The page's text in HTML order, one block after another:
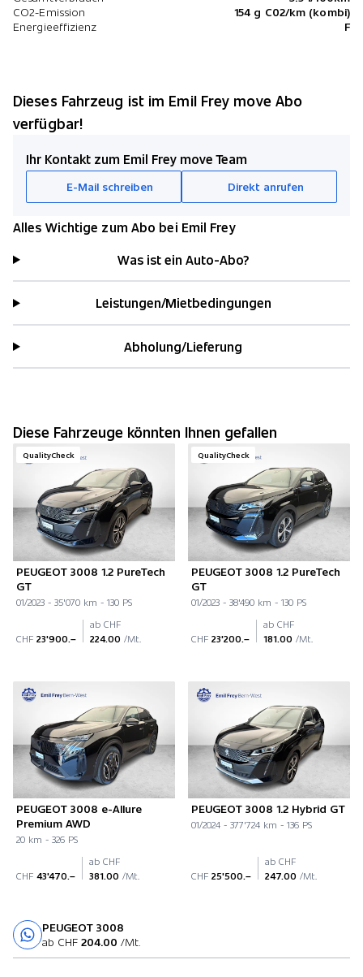
CO2-Emission
154 g C02/km (kombi)
Energieeffizienz
F
Dieses Fahrzeug ist im Emil Frey move Abo
verfügbar!
Ihr Kontakt zum Emil Frey move Team
E-Mail schreiben Direkt anrufen
Alles Wichtige zum Abo bei Emil Frey
Was ist ein Auto-Abo?
Leistungen/Mietbedingungen
Abholung/Lieferung
Diese Fahrzeuge könnten Ihnen gefallen
QualityCheck
PEUGEOT 3008 1.2 PureTech
GT
01/2023 - 35'070 km - 130 PS
CHF 23'900.–
ab CHF
224.00 /Mt.
QualityCheck
PEUGEOT 3008 1.2 PureTech
GT
01/2023 - 38'490 km - 130 PS
CHF 23'200.–
ab CHF
181.00 /Mt.
PEUGEOT 3008 e-Allure
Premium AWD
20 km - 326 PS
CHF 43'470.–
ab CHF
381.00 /Mt.
PEUGEOT 3008 1.2 Hybrid GT
01/2024 - 377'724 km - 136 PS
CHF 25'500.–
ab CHF
247.00 /Mt.
PEUGEOT 3008
ab CHF 204.00 /Mt.